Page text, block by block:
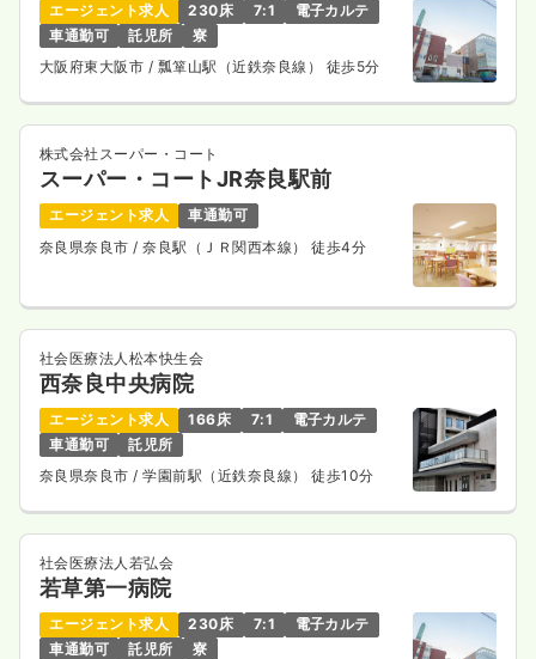
給与 時給1,400〜1,700円
時間 8:30～17:15
エージェント求人 230床 7:1
電子カルテ
車通勤可
託児所
寮
大阪府東大阪市 / 瓢箪山駅（近鉄奈良線） 徒歩5分
株式会社スーパー・コート
スーパー・コートJR奈良駅前
エージェント求人
車通勤可
奈良県奈良市 / 奈良駅（ＪＲ関西本線） 徒歩4分
社会医療法人松本快生会
西奈良中央病院
エージェント求人 166床 7:1
電子カルテ
車通勤可
託児所
奈良県奈良市/ 学園前駅（近鉄奈良線） 徒歩10分
社会医療法人若弘会
若草第一病院
エージェント求人 230床 7:1
電子カルテ
車通勤可
託児所
寮